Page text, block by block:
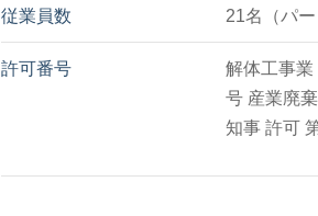
従業員数 21名（パ
許可番号
解体工事
号 産業廃
知事 許可